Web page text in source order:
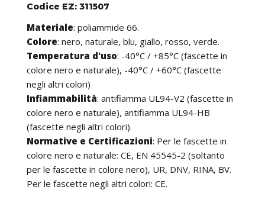
Codice EZ: 311507
Materiale: poliammide 66.
Colore: nero, naturale, blu, giallo, rosso, verde.
Temperatura d'uso: -40°C / +85°C (fascette in
colore nero e naturale), -40°C / +60°C (fascette
negli altri colori)
Infiammabilità: antifiamma UL94-V2 (fascette in
colore nero e naturale), antifiamma UL94-HB
(fascette negli altri colori).
Normative e Certificazioni: Per le fascette in
colore nero e naturale: CE, EN 45545-2 (soltanto
per le fascette in colore nero), UR, DNV, RINA, BV.
Per le fascette negli altri colori: CE.